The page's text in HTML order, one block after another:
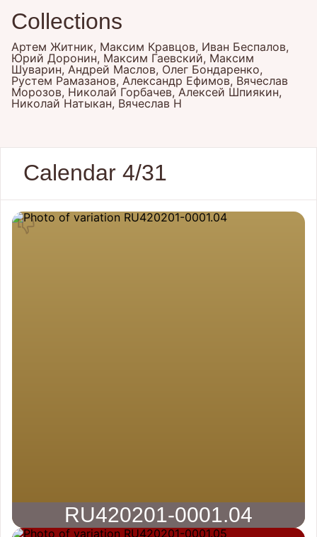
Collections
Артем Житник, Максим Кравцов, Иван Беспалов,
Юрий Доронин, Максим Гаевский, Максим
Шуварин, Андрей Маслов, Олег Бондаренко,
Рустем Рамазанов, Александр Ефимов, Вячеслав
Морозов, Николай Горбачев, Алексей Шпиякин,
Николай Натыкан, Вячеслав Н
Calendar 4/31
RU420201-0001.04